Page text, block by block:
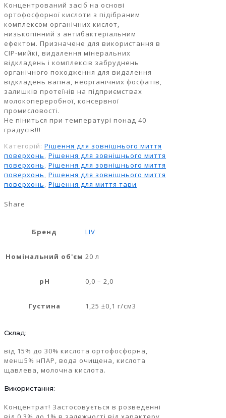
Концентрований засіб на основі
ортофосфорної кислоти з підібраним
комплексом органічних кислот,
низькопінний з антибактеріальним
ефектом. Призначене для використання в
СІР-мийкі, видалення мінеральних
відкладень і комплексів забруднень
органічного походження для видалення
відкладень вапна, неорганічних фосфатів,
залишків протеїнів на підприємствах
молокопереробної, консервної
промисловості.
Не піниться при температурі понад 40
градусів!!!
Категорій: Рішення для зовнішнього миття
поверхонь, Рішення для зовнішнього миття
поверхонь, Рішення для зовнішнього миття
поверхонь, Рішення для зовнішнього миття
поверхонь, Рішення для миття тари
Share
Бренд LIV
Номінальний об'єм 20 л
pH 0,0 – 2,0
Густина 1,25 ±0,1 г/см3
Склад:
від 15% до 30% кислота ортофосфорна,
менш5% нПАР, вода очищена, кислота
щавлева, молочна кислота.
Використання:
Концентрат! Застосовується в розведенні